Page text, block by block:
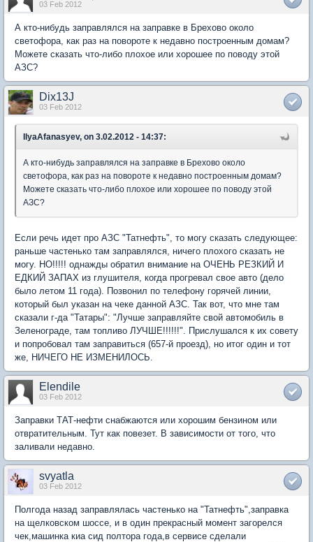
03 Feb 2012
А кто-нибудь заправлялся на заправке в Брехово около
светофора, как раз на повороте к недавно построенным домам?
Можете сказать что-либо плохое или хорошее по поводу этой
АЗС?
Dix13J
03 Feb 2012
IlyaAfanasyev, on 3.02.2012 - 14:37:
А кто-нибудь заправлялся на заправке в Брехово около
светофора, как раз на повороте к недавно построенным домам?
Можете сказать что-либо плохое или хорошее по поводу этой
АЗС?
Если речь идет про АЗС "Татнефть", то могу сказать следующее:
раньше частенько там заправлялся, ничего плохого сказать не
могу. НО!!!!! однажды обратил внимание на ОЧЕНЬ РЕЗКИЙ И
ЕДКИЙ ЗАПАХ из глушителя, когда прогревал свое авто (дело
было летом 11 года). Позвонил по телефону горячей линии,
который был указан на чеке данной АЗС. Так вот, что мне там
сказали г-да "Татары": "Лучше заправляйте свой автомобиль в
Зеленограде, там топливо ЛУЧШЕ!!!!!!". Прислушался к их совету
и попробовал там заправиться (657-й проезд), но итог один и тот
же, НИЧЕГО НЕ ИЗМЕНИЛОСЬ.
Elendile
03 Feb 2012
Заправки ТАТ-нефти снабжаются или хорошим бензином или
отвратительным. Тут как повезет. В зависимости от того, что
заливали недавно.
svyatla
03 Feb 2012
Полгода назад заправлялась частенько на "Татнефть",заправка
на щелковском шоссе, и в один прекрасный момент загорелся
чек,машинка киа сид полтора года,в сервисе сделали